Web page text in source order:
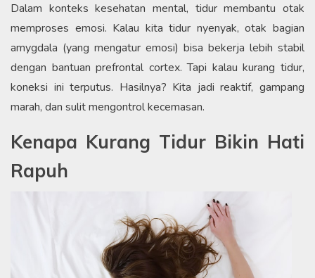
Dalam konteks kesehatan mental, tidur membantu otak
memproses emosi. Kalau kita tidur nyenyak, otak bagian
amygdala (yang mengatur emosi) bisa bekerja lebih stabil
dengan bantuan prefrontal cortex. Tapi kalau kurang tidur,
koneksi ini terputus. Hasilnya? Kita jadi reaktif, gampang
marah, dan sulit mengontrol kecemasan.
Kenapa Kurang Tidur Bikin Hati
Rapuh